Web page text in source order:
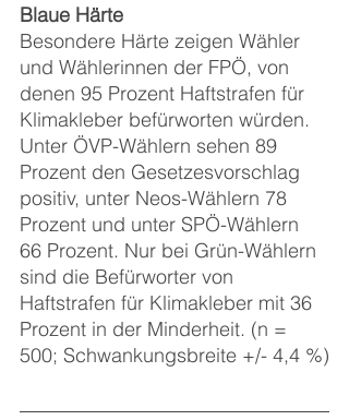
Blaue Härte
Besondere Härte zeigen Wähler
und Wählerinnen der FPÖ, von
denen 95 Prozent Haftstrafen für
Klimakleber befürworten würden.
Unter ÖVP-Wählern sehen 89
Prozent den Gesetzesvorschlag
positiv, unter Neos-Wählern 78
Prozent und unter SPÖ-Wählern
66 Prozent. Nur bei Grün-Wählern
sind die Befürworter von
Haftstrafen für Klimakleber mit 36
Prozent in der Minderheit. (n =
500; Schwankungsbreite +/- 4,4 %)